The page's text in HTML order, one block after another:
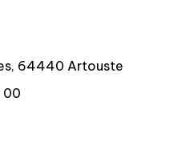
64440 Artouste
00